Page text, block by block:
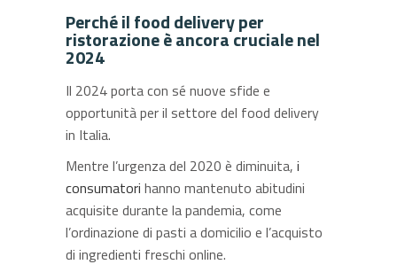
Perché il food delivery per
ristorazione è ancora cruciale nel
2024
Il 2024 porta con sé nuove sfide e
opportunità per il settore del food delivery
in Italia.
Mentre l’urgenza del 2020 è diminuita, i
consumatori hanno mantenuto abitudini
acquisite durante la pandemia, come
l’ordinazione di pasti a domicilio e l’acquisto
di ingredienti freschi online.